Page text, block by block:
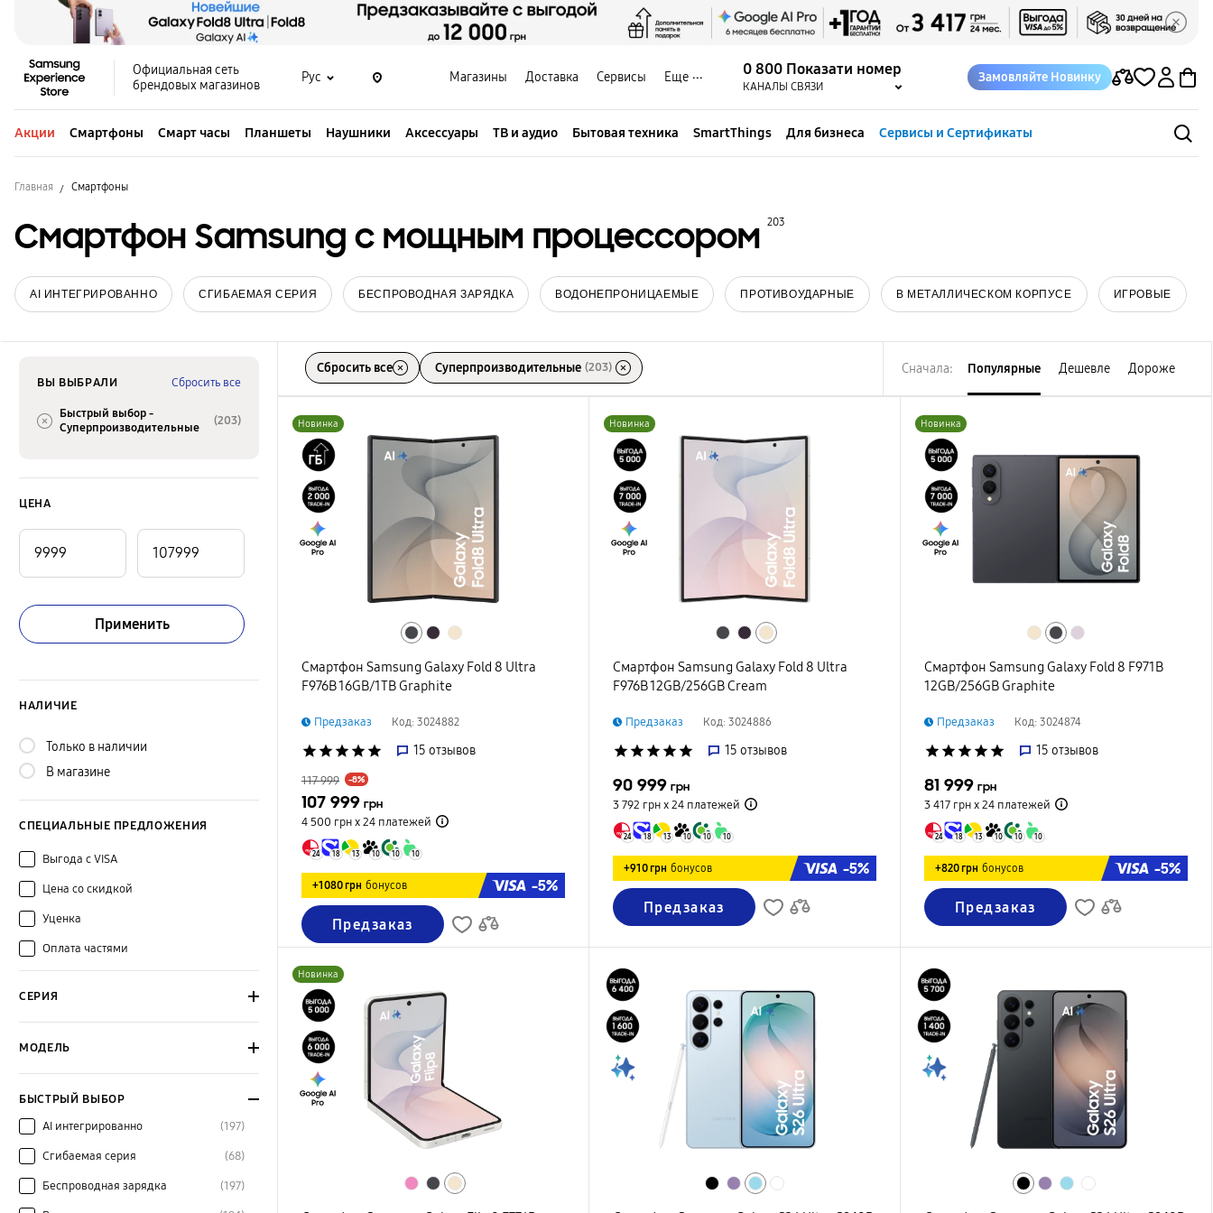
Официальная сеть
брендовых магазинов
Рус Магазины Доставка Сервисы Еще 0 800 Показати номер
КАНАЛЫ СВЯЗИ
Замовляйте Новинку
Акции Смартфоны Смарт часы Планшеты Наушники Аксессуары ТВ и аудио Бытовая техника SmartThings Для бизнеса Сервисы и Сертификаты
Главная Смартфоны
Смартфон Samsung с мощным процессором 203
AI ИНТЕГРИРОВАННО СГИБАЕМАЯ СЕРИЯ БЕСПРОВОДНАЯ ЗАРЯДКА ВОДОНЕПРОНИЦАЕМЫЕ ПРОТИВОУДАРНЫЕ В МЕТАЛЛИЧЕСКОМ КОРПУСЕ ИГРОВЫЕ
ВЫ ВЫБРАЛИ Сбросить все
Быстрый выбор -
Суперпроизводительные
(203)
ЦЕНА
Применить
НАЛИЧИЕ
Только в наличии
В магазине
СПЕЦИАЛЬНЫЕ ПРЕДЛОЖЕНИЯ
Выгода с VISA
Цена со скидкой
Уценка
Оплата частями
СЕРИЯ
МОДЕЛЬ
БЫСТРЫЙ ВЫБОР
AI интегрированно
(197)
Сгибаемая серия (68)
Беспроводная зарядка (197)
Сбросить все Суперпроизводительные (203) Сначала: Популярные Дешевле Дороже
Новинка
Смартфон Samsung Galaxy Fold 8 Ultra
F976B 16GB/1TB Graphite
Предзаказ Код: 3024882
star star star star star 15 отзывов
117 999 -8%
107 999 грн
4 500 грн х 24 платежей
24 18 13 10 10 10
+1080 грн бонусов -5%
Предзаказ
Новинка
Смартфон Samsung Galaxy Fold 8 Ultra
F976B 12GB/256GB Cream
Предзаказ Код: 3024886
star star star star star 15 отзывов
90 999 грн
3 792 грн х 24 платежей
24 18 13 10 10 10
+910 грн бонусов -5%
Предзаказ
Новинка
Смартфон Samsung Galaxy Fold 8 F971B
12GB/256GB Graphite
Предзаказ Код: 3024874
star star star star star 15 отзывов
81 999 грн
3 417 грн х 24 платежей
24 18 13 10 10 10
+820 грн бонусов -5%
Предзаказ
Новинка